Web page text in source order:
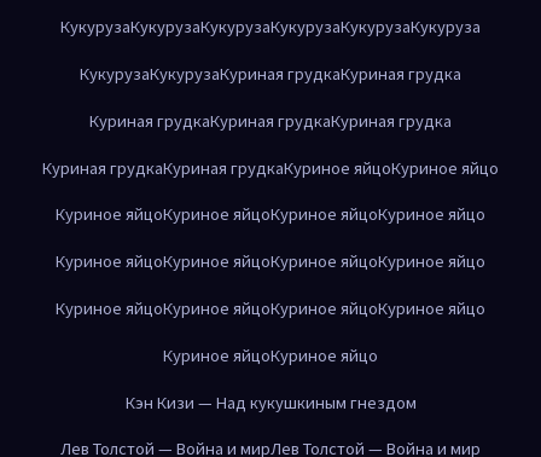
КукурузаКукурузаКукурузаКукурузаКукурузаКукуруза
КукурузаКукурузаКуриная грудкаКуриная грудка
Куриная грудкаКуриная грудкаКуриная грудка
Куриная грудкаКуриная грудкаКуриное яйцоКуриное яйцо
Куриное яйцоКуриное яйцоКуриное яйцоКуриное яйцо
Куриное яйцоКуриное яйцоКуриное яйцоКуриное яйцо
Куриное яйцоКуриное яйцоКуриное яйцоКуриное яйцо
Куриное яйцоКуриное яйцо
Кэн Кизи — Над кукушкиным гнездом
Лев Толстой — Война и мирЛев Толстой — Война и мир